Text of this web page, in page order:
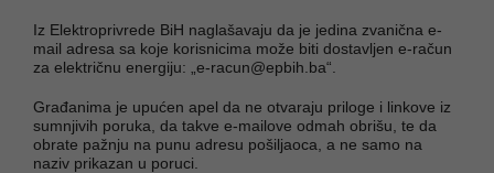
Iz Elektroprivrede BiH naglašavaju da je jedina zvanična e-
mail adresa sa koje korisnicima može biti dostavljen e-račun
za električnu energiju: „ e-racun@epbih.ba“.
Građanima je upućen apel da ne otvaraju priloge i linkove iz
sumnjivih poruka, da takve e-mailove odmah obrišu, te da
obrate pažnju na punu adresu pošiljaoca, a ne samo na
naziv prikazan u poruci.